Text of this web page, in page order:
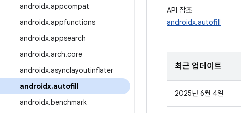
androidx.appcompat
androidx.appfunctions
androidx.appsearch
androidx.arch.core
androidx.asynclayoutinflater
androidx.autofill
androidx.benchmark
API 참조
androidx.autofill
최근 업데이트
2025년 6월 4일